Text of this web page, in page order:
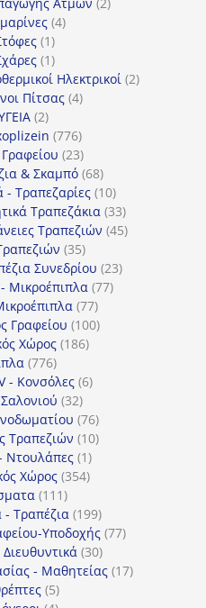
44
11
προϊόν
11
προϊόν
Ηλεκτρικοί 22
Πίτσας 44
22
προϊόντα
776776
προϊόντα
2323
προϊόντα
& Σκαμπό 6868
προϊόντα
- Τραπεζαρίες 1010
προϊόντα
Τραπεζάκια 3333
προϊόντα
Τραπεζιών 4545
3535
προϊόντα
Συνεδρίου 2323
Μικροέπιπλα 7777
7777
προϊόντα
Γραφείου 100100
Χώρος 186186
776776
προϊόντα
- Κονσόλες 66
3232
προϊόντα
7676
προϊόντα
Τραπεζιών 1010
Ντουλάπες 11
προϊόν
Χώρος 354354
111111
προϊόντα
Τραπέζια 199199
προϊόντα
Υποδοχής 7777
3030
προϊόντα
- Μαθητείας 1717
55